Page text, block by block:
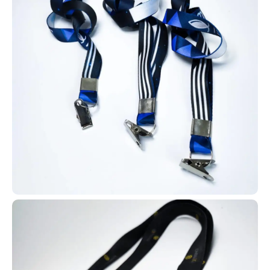
Cordões de identificação personalizados para
Os cordões personalizados para crachá unem funcionalidade e
marketing em um único produto. Além de sustentarem crachás,
cartões RFID e credenciais, eles divulgam sua marca com
impressão contínua de logotipo e cores institucionais. Possuem
excelente acabamento, conforto e durabilidade, sendo ideais para
empresas, eventos, feiras, escolas, hospitais e indústrias. Com
eles, sua equipe fica padronizada e sua marca ganha mais